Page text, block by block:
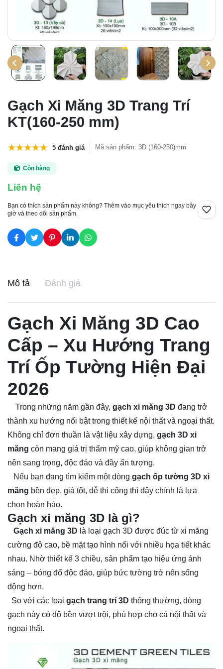
Gạch Xi Măng 3D Trang Trí
KT(160-250 mm)
5 đánh giá Mã sản phẩm: 3D (160-250)mm
Còn hàng
Liên hệ
Bạn có thích sản phẩm này không? Thêm vào mục yêu thích ngay bây
giờ và theo dõi sản phẩm.
Mô tả Đánh giá
Gạch Xi Măng 3D Cao
Cấp – Xu Hướng Trang
Trí Ốp Tường Hiện Đại
2026
Trong những năm gần đây, gạch xi măng 3D đang trở
thành xu hướng nổi bật trong thiết kế nội thất và ngoại thất.
Không chỉ đơn thuần là vật liệu xây dựng, gạch 3D xi
măng còn mang giá trị thẩm mỹ cao, giúp không gian trở
nên sang trọng, độc đáo và đầy ấn tượng.
Nếu bạn đang tìm kiếm một dòng gạch ốp tường 3D xi
măng bền đẹp, giá tốt, dễ thi công thì đây chính là lựa
chọn hoàn hảo.
Gạch xi măng 3D là gì?
Gạch xi măng 3D là loại gạch 3D được đúc từ xi măng
cường độ cao, bề mặt tạo hình nổi với nhiều họa tiết khác
nhau. Nhờ thiết kế 3 chiều, sản phẩm tạo hiệu ứng ánh
sáng – bóng đổ độc đáo, giúp bức tường trở nên sống
động hơn.
So với các loại gạch trang trí 3D thông thường, dòng
gạch này có độ bền vượt trội, phù hợp cho cả nội thất và
ngoại thất.